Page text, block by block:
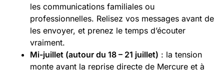
les communications familiales ou
professionnelles. Relisez vos messages avant de
les envoyer, et prenez le temps d’écouter
vraiment.
Mi-juillet (autour du 18 – 21 juillet) : la tension
monte avant la reprise directe de Mercure et à